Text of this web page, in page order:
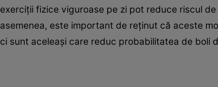
exerciţii fizice viguroase pe zi pot reduce riscul
asemenea, este important de reţinut că aceste
ci sunt aceleaşi care reduc probabilitatea de boli